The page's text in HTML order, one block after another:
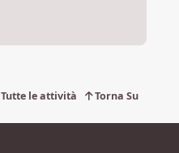
Tutte le attività Torna Su